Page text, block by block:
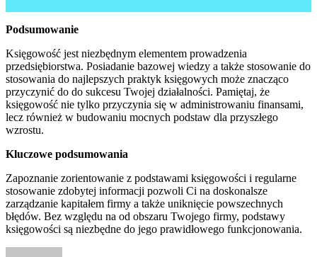
Podsumowanie
Księgowość jest niezbędnym elementem prowadzenia
przedsiębiorstwa. Posiadanie bazowej wiedzy a także stosowanie do
stosowania do najlepszych praktyk księgowych może znacząco
przyczynić do do sukcesu Twojej działalności. Pamiętaj, że
księgowość nie tylko przyczynia się w administrowaniu finansami,
lecz również w budowaniu mocnych podstaw dla przyszłego
wzrostu.
Kluczowe podsumowania
Zapoznanie zorientowanie z podstawami księgowości i regularne
stosowanie zdobytej informacji pozwoli Ci na doskonalsze
zarządzanie kapitałem firmy a także uniknięcie powszechnych
błędów. Bez względu na od obszaru Twojego firmy, podstawy
księgowości są niezbędne do jego prawidłowego funkcjonowania.